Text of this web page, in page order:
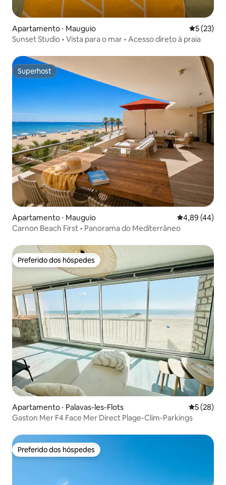
Apartamento ⋅ Mauguio 5 de uma
5 (23)
Sunset Studio • Vista para o mar • Acesso direto à praia
Superhost
Superhost
Apartamento ⋅ Mauguio 4,89 de uma
4,89 (44)
Carnon Beach First • Panorama do Mediterrâneo
Preferido dos hóspedes
Preferido dos hóspedes
Apartamento ⋅ Palavas-les-Flots 5 de uma
5 (28)
Gaston Mer F4 Face Mer Direct Plage-Clim-Parkings
Preferido dos hóspedes
Preferido dos hóspedes